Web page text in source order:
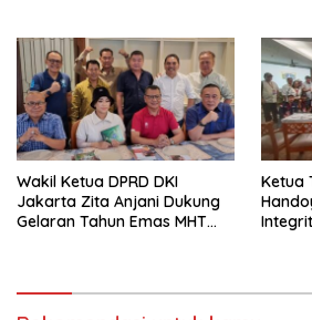
Wakil Ketua DPRD DKI
Jakarta Zita Anjani Dukung
Gelaran Tahun Emas MHT
Ketua